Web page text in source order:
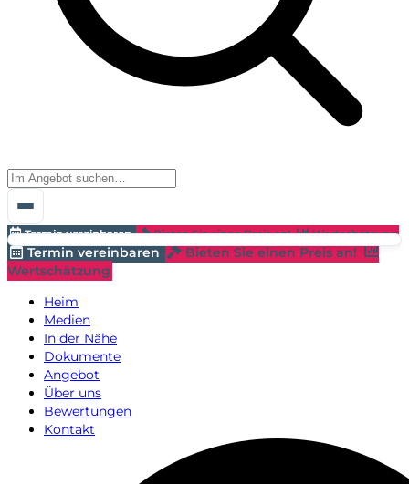
Termin vereinbaren Bieten Sie einen Preis an! Wertschätzung
Termin vereinbaren
Bieten Sie einen Preis an!
Wertschätzung
Heim
Medien
In der Nähe
Dokumente
Angebot
Über uns
Bewertungen
Kontakt